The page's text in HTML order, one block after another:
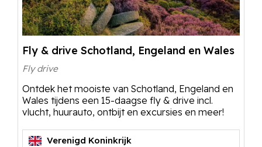
Fly & drive Schotland, Engeland en Wales
Fly drive
Ontdek het mooiste van Schotland, Engeland en
Wales tijdens een 15-daagse fly & drive incl.
vlucht, huurauto, ontbijt en excursies en meer!
Verenigd Koninkrijk